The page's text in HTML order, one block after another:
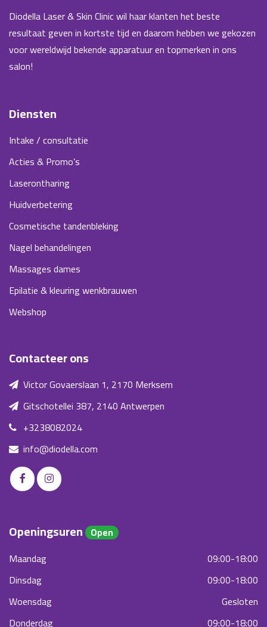
Diodella Laser & Skin Clinic wil haar klanten het beste
resultaat geven in kortste tijd en daarom hebben we gekozen
voor wereldwijd bekende apparatuur en topmerken in ons
salon!
Diensten
Intake / consultatie
Acties & Promo’s
Laserontharing
Huidverbetering
Cosmetische tandenbleking
Nagel behandelingen
Massages dames
Epilatie & kleuring wenkbrauwen
Webshop
Contacteer ons
Victor Govaerslaan 1, 2170 Merksem
Gitschotellei 387, 2140 Antwerpen
+3238082024
info@diodella.com
Openingsuren Open
Maandag
09:00-18:00
Dinsdag
09:00-18:00
Woensdag
Gesloten
Donderdag
09:00-18:00